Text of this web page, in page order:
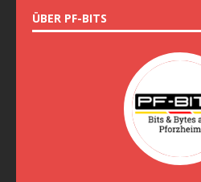
ÜBER PF-BITS